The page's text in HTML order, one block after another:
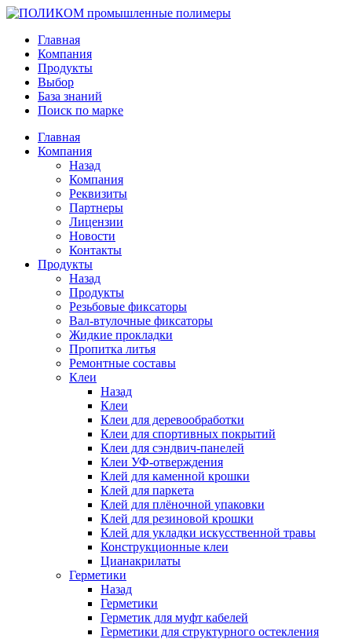
Главная
Компания
Продукты
Выбор
База знаний
Поиск по марке
Главная
Компания
Назад
Компания
Реквизиты
Партнеры
Лицензии
Новости
Контакты
Продукты
Назад
Продукты
Резьбовые фиксаторы
Вал-втулочные фиксаторы
Жидкие прокладки
Пропитка литья
Ремонтные составы
Клеи
Назад
Клеи
Клеи для деревообработки
Клеи для спортивных покрытий
Клеи для сэндвич-панелей
Клеи УФ-отверждения
Клей для каменной крошки
Клей для паркета
Клей для плёночной упаковки
Клей для резиновой крошки
Клей для укладки искусственной травы
Конструкционные клеи
Цианакрилаты
Герметики
Назад
Герметики
Герметик для муфт кабелей
Герметики для структурного остекления